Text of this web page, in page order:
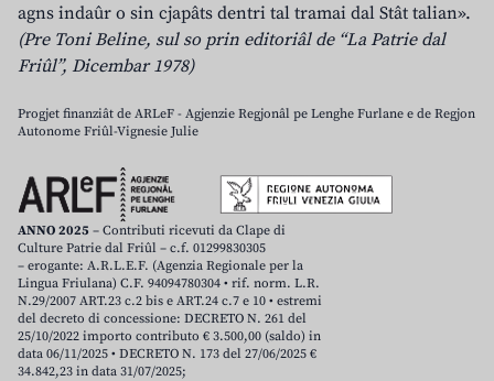
agns indaûr o sin cjapâts dentri tal tramai dal Stât talian».
(Pre Toni Beline, sul so prin editoriâl de “La Patrie dal
Friûl”, Dicembar 1978)
Progjet finanziât de ARLeF - Agjenzie Regjonâl pe Lenghe Furlane e de Regjon
Autonome Friûl-Vignesie Julie
ANNO 2025 – Contributi ricevuti da Clape di
Culture Patrie dal Friûl – c.f. 01299830305
– erogante: A.R.L.E.F. (Agenzia Regionale per la
Lingua Friulana) C.F. 94094780304 • rif. norm. L.R.
N.29/2007 ART.23 c.2 bis e ART.24 c.7 e 10 • estremi
del decreto di concessione: DECRETO N. 261 del
25/10/2022 importo contributo € 3.500,00 (saldo) in
data 06/11/2025 • DECRETO N. 173 del 27/06/2025 €
34.842,23 in data 31/07/2025;